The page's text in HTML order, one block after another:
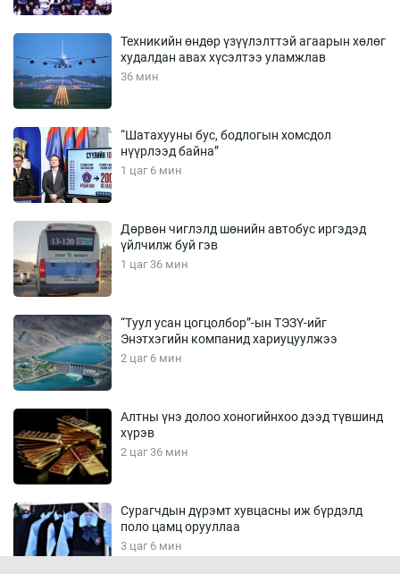
Техникийн өндөр үзүүлэлттэй агаарын хөлөг
худалдан авах хүсэлтээ уламжлав
36 мин
“Шатахууны бус, бодлогын хомсдол
нүүрлээд байна”
1 цаг 6 мин
Дөрвөн чиглэлд шөнийн автобус иргэдэд
үйлчилж буй гэв
1 цаг 36 мин
“Туул усан цогцолбор”-ын ТЭЗҮ-ийг
Энэтхэгийн компанид хариуцуулжээ
2 цаг 6 мин
Алтны үнэ долоо хоногийнхоо дээд түвшинд
хүрэв
2 цаг 36 мин
Сурагчдын дүрэмт хувцасны иж бүрдэлд
поло цамц орууллаа
3 цаг 6 мин